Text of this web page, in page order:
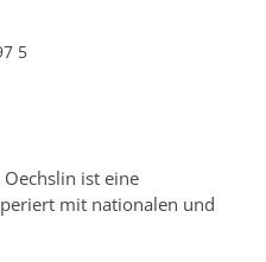
5
ist eine
mit nationalen und